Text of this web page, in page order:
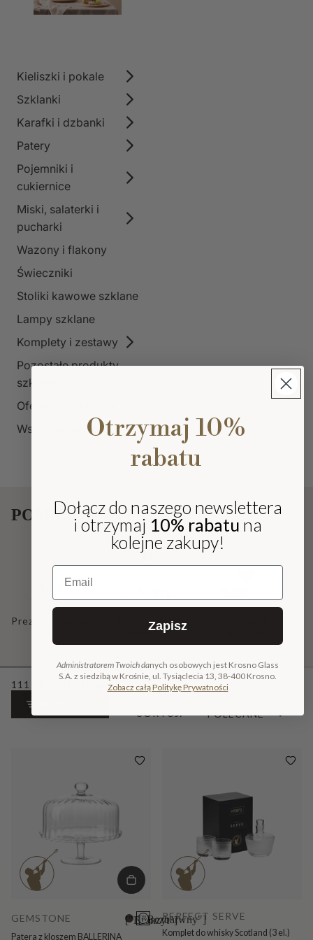
Kieliszki i pokale
Szklanki
Karafki i dzbanki
Patery
Pojemniki i
cukiernice
Miski, salaterki i
pucharki
Wazony i flakony
Świeczniki
Stoliki kawowe szklane
Lampy szklane
Komplety i zestawy
Pozostałe produkty
szklane
Oferta dla HoReCa
Wszystkie produkty
POMYSŁY NA PREZENT
Prezenty dla niej
Prezenty dla
niego(55)
111 PRODUKTÓW
SORTUJ:
GEMSTONE ["Bronzyt"]
["Bezbarwny"]
Patera z kloszem BALLERINA
PERFECT SERVE
Komplet do whisky Scotland (3 el.)
Otrzymaj 10%
rabatu
Dołącz do naszego newslettera
i otrzymaj 10% rabatu na
kolejne zakupy!
Email
Zapisz
Administratorem Twoich danych osobowych jest Krosno Glass
S.A. z siedzibą w Krośnie, ul. Tysiąclecia 13, 38-400 Krosno.
Zobacz całą Politykę Prywatności